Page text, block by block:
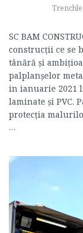
SC BAM
construcţii ce se
tânără şi
palplanşelor
in ianuarie 2021
laminate şi PVC.
protecţia
...